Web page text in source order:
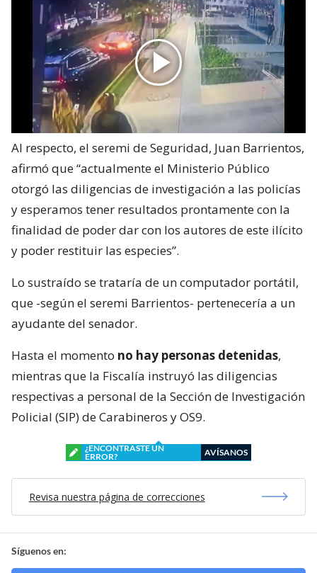
Al respecto, el seremi de Seguridad, Juan Barrientos,
afirmó que “actualmente el Ministerio Público
otorgó las diligencias de investigación a las policías
y esperamos tener resultados prontamente con la
finalidad de poder dar con los autores de este ilícito
y poder restituir las especies”.
Lo sustraído se trataría de un computador portátil,
que -según el seremi Barrientos- pertenecería a un
ayudante del senador.
Hasta el momento no hay personas detenidas,
mientras que la Fiscalía instruyó las diligencias
respectivas a personal de la Sección de Investigación
Policial (SIP) de Carabineros y OS9.
¿ENCONTRASTE UN
ERROR?
AVÍSANOS
Revisa nuestra página de correcciones
Síguenos en: